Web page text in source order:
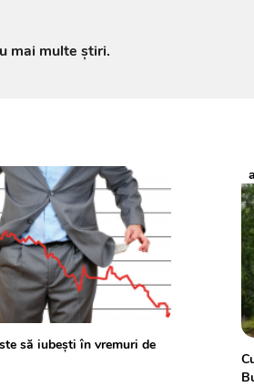
mai multe știri.
să iubeşti în vremuri de